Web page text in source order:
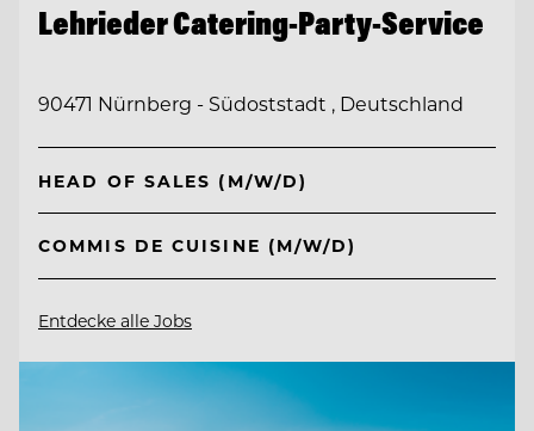
Lehrieder Catering-Party-Service
90471 Nürnberg - Südoststadt , Deutschland
HEAD OF SALES (M/W/D)
COMMIS DE CUISINE (M/W/D)
Entdecke alle Jobs